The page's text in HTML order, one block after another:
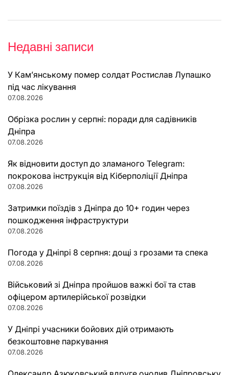
Недавні записи
У Кам’янському помер солдат Ростислав Лупашко
під час лікування
07.08.2026
Обрізка рослин у серпні: поради для садівників
Дніпра
07.08.2026
Як відновити доступ до зламаного Telegram:
покрокова інструкція від Кіберполіції Дніпра
07.08.2026
Затримки поїздів з Дніпра до 10+ годин через
пошкодження інфраструктури
07.08.2026
Погода у Дніпрі 8 серпня: дощі з грозами та спека
07.08.2026
Військовий зі Дніпра пройшов важкі бої та став
офіцером артилерійської розвідки
07.08.2026
У Дніпрі учасники бойових дій отримають
безкоштовне паркування
07.08.2026